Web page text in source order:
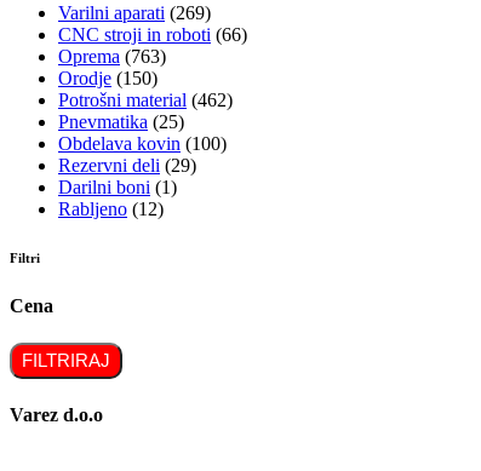
Varilni aparati (269)
CNC stroji in roboti (66)
Oprema (763)
Orodje (150)
Potrošni material (462)
Pnevmatika (25)
Obdelava kovin (100)
Rezervni deli (29)
Darilni boni (1)
Rabljeno (12)
Filtri
Cena
FILTRIRAJ
Varez d.o.o